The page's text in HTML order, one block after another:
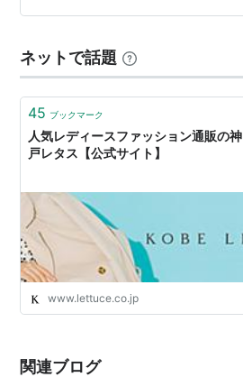
ネットで話題
45 ブックマーク
人気レディースファッション通販の神
戸レタス【公式サイト】
www.lettuce.co.jp
関連ブログ